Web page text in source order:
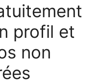
profil et
non